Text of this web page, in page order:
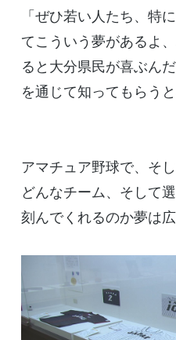
「ぜひ若い人たち、特
てこういう夢があるよ
ると大分県民が喜ぶん
を通じて知ってもらうと
アマチュア野球で、そ
どんなチーム、そして
刻んでくれるのか夢は広